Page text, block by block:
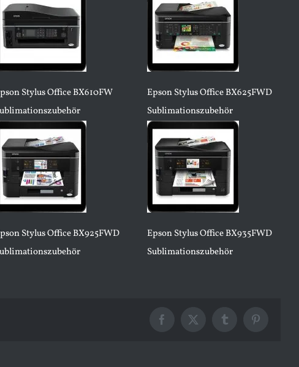
Stylus Office BX610FW
Epson Stylus Office BX625FWD
Sublimationszubehör
Stylus Office BX925FWD
Epson Stylus Office BX935FWD
Sublimationszubehör
Facebook
X TumblrPinterest